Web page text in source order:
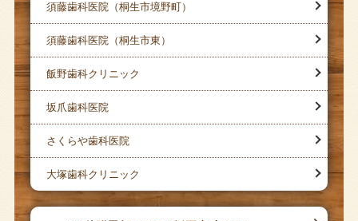
須藤歯科医院（桐生市境野町）
須藤歯科医院（桐生市東）
飯野歯科クリニック
坂爪歯科医院
さくらや歯科医院
大塚歯科クリニック